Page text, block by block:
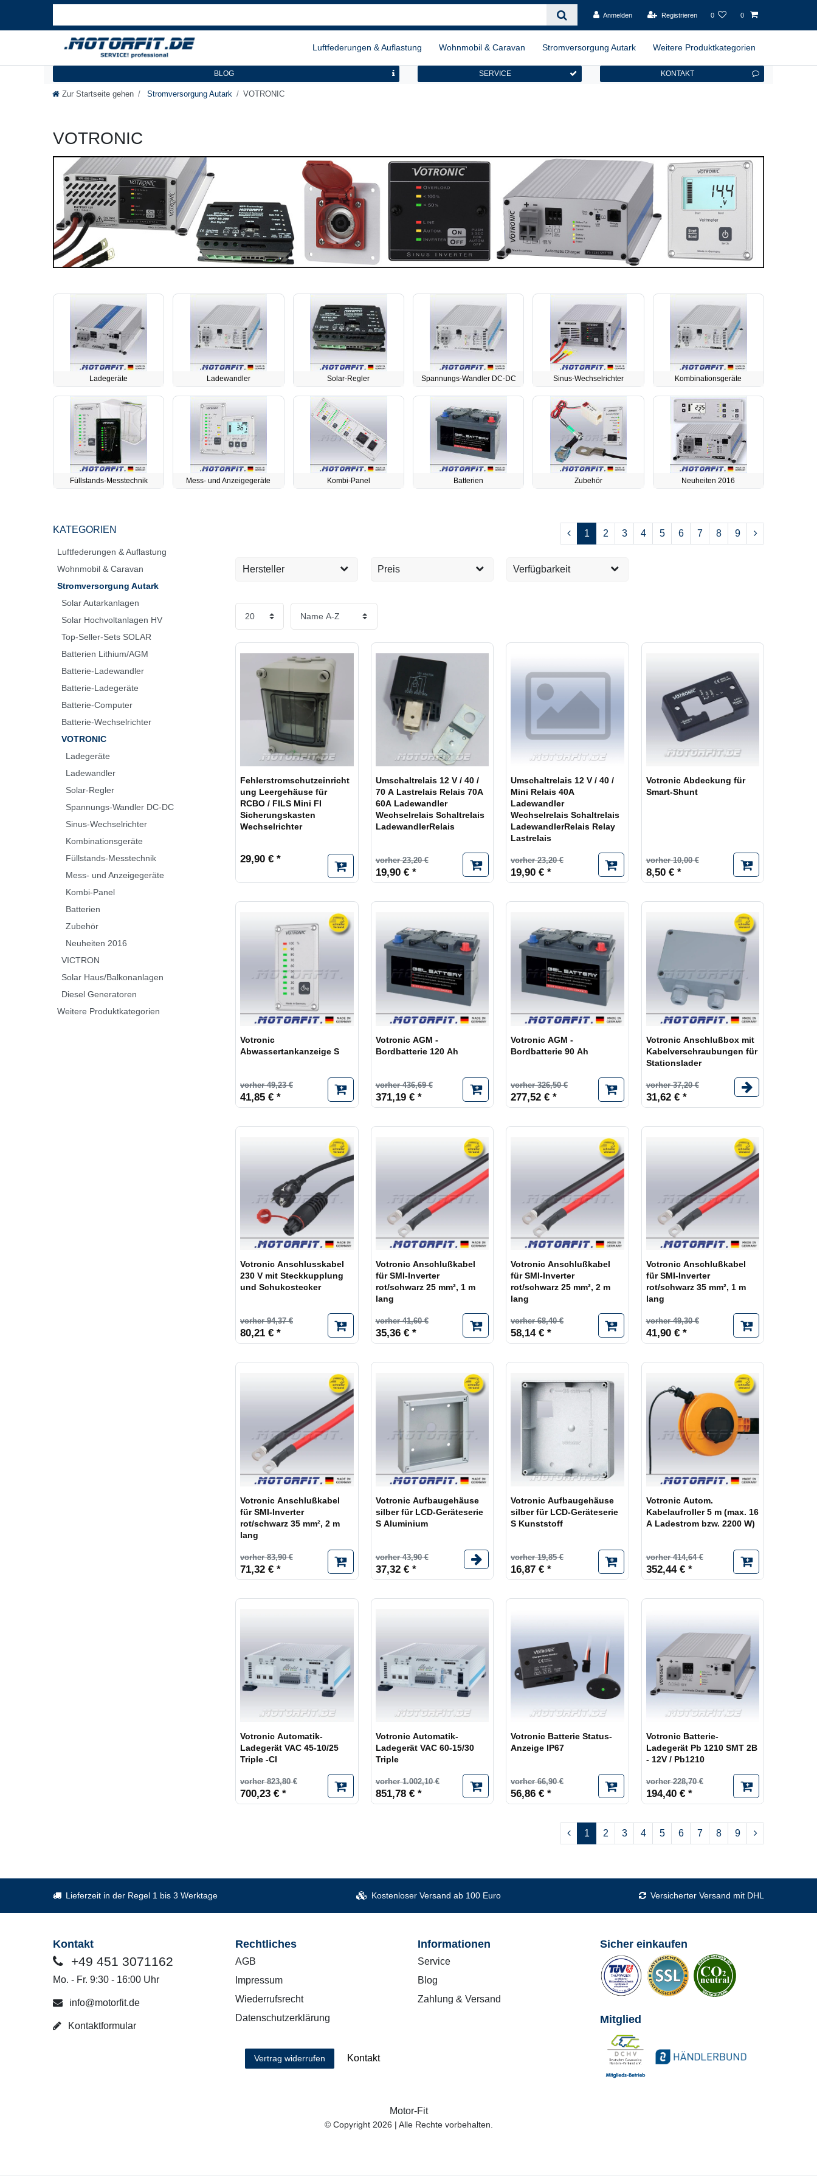
Anmelden Registrieren 0 0
Luftfederungen & Auflastung Wohnmobil & Caravan Stromversorgung Autark Weitere Produktkategorien
BLOG SERVICE KONTAKT
Zur Startseite gehen Stromversorgung Autark VOTRONIC
VOTRONIC
Ladegeräte Ladewandler Solar-Regler Spannungs-Wandler DC-DC Sinus-Wechselrichter Kombinationsgeräte
Füllstands-Messtechnik Mess- und Anzeigegeräte Kombi-Panel Batterien Zubehör Neuheiten 2016
KATEGORIEN
Luftfederungen & Auflastung
Wohnmobil & Caravan
Stromversorgung Autark
Solar Autarkanlagen
Solar Hochvoltanlagen HV
Top-Seller-Sets SOLAR
Batterien Lithium/AGM
Batterie-Ladewandler
Batterie-Ladegeräte
Batterie-Computer
Batterie-Wechselrichter
VOTRONIC
Ladegeräte
Ladewandler
Solar-Regler
Spannungs-Wandler DC-DC
Sinus-Wechselrichter
Kombinationsgeräte
Füllstands-Messtechnik
Mess- und Anzeigegeräte
Kombi-Panel
Batterien
Zubehör
Neuheiten 2016
VICTRON
Solar Haus/Balkonanlagen
Diesel Generatoren
Weitere Produktkategorien
1 2 3 4 5 6 7 8 9
Hersteller
iMS 2
Preis Verfügbarkeit
Lieferzeit ca. 4 Wochen
Produkt vergriffen,
Lieferzeit 2 Monate oder
Fehlerstromschutzeinricht
ung Leergehäuse für
RCBO / FILS Mini FI
Sicherungskasten
Wechselrichter
29,90 € *
Umschaltrelais 12 V / 40 /
70 A Lastrelais Relais 70A
60A Ladewandler
Wechselrelais Schaltrelais
LadewandlerRelais
vorher 23,20 €
19,90 € *
Umschaltrelais 12 V / 40 /
Mini Relais 40A
Ladewandler
Wechselrelais Schaltrelais
LadewandlerRelais Relay
Lastrelais
vorher 23,20 €
19,90 € *
Votronic Abdeckung für
Smart-Shunt
vorher 10,00 €
8,50 € *
Votronic
Abwassertankanzeige S
vorher 49,23 €
41,85 € *
Votronic AGM -
Bordbatterie 120 Ah
vorher 436,69 €
371,19 € *
Votronic AGM -
Bordbatterie 90 Ah
vorher 326,50 €
277,52 € *
Votronic Anschlußbox mit
Kabelverschraubungen für
Stationslader
vorher 37,20 €
31,62 € *
Votronic Anschlusskabel
230 V mit Steckkupplung
und Schukostecker
vorher 94,37 €
80,21 € *
Votronic Anschlußkabel
für SMI-Inverter
rot/schwarz 25 mm², 1 m
lang
vorher 41,60 €
35,36 € *
Votronic Anschlußkabel
für SMI-Inverter
rot/schwarz 25 mm², 2 m
lang
vorher 68,40 €
58,14 € *
Votronic Anschlußkabel
für SMI-Inverter
rot/schwarz 35 mm², 1 m
lang
vorher 49,30 €
41,90 € *
Votronic Anschlußkabel
für SMI-Inverter
rot/schwarz 35 mm², 2 m
lang
vorher 83,90 €
71,32 € *
Votronic Aufbaugehäuse
silber für LCD-Geräteserie
S Aluminium
vorher 43,90 €
37,32 € *
Votronic Aufbaugehäuse
silber für LCD-Geräteserie
S Kunststoff
vorher 19,85 €
16,87 € *
Votronic Autom.
Kabelaufroller 5 m (max. 16
A Ladestrom bzw. 2200 W)
vorher 414,64 €
352,44 € *
Votronic Automatik-
Ladegerät VAC 45-10/25
Triple -CI
vorher 823,80 €
700,23 € *
Votronic Automatik-
Ladegerät VAC 60-15/30
Triple
vorher 1.002,10 €
851,78 € *
Votronic Batterie Status-
Anzeige IP67
vorher 66,90 €
56,86 € *
Votronic Batterie-
Ladegerät Pb 1210 SMT 2B
- 12V / Pb1210
vorher 228,70 €
194,40 € *
1 2 3 4 5 6 7 8 9
Lieferzeit in der Regel 1 bis 3 Werktage Kostenloser Versand ab 100 Euro Versicherter Versand mit DHL
Kontakt
+49 451 3071162
Mo. - Fr. 9:30 - 16:00 Uhr
info@motorfit.de
Kontaktformular
Rechtliches
AGB
Impressum
Wiederrufsrecht
Datenschutzerklärung
Vertrag widerrufen Kontakt
Informationen
Service
Blog
Zahlung & Versand
Sicher einkaufen
Mitglied
Motor-Fit
© Copyright 2026 | Alle Rechte vorbehalten.